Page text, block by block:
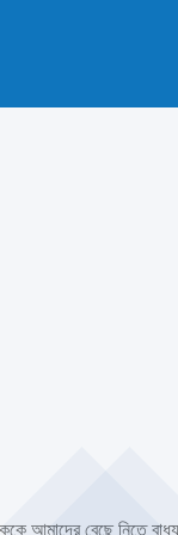
আমাদের বেছে নিতে বাধ্য